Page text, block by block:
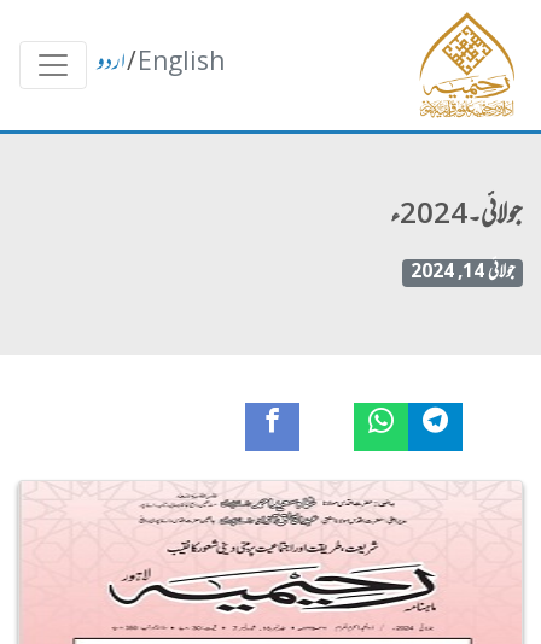
English
/اردو
جولائی۔2024ء
جولائی 14, 2024